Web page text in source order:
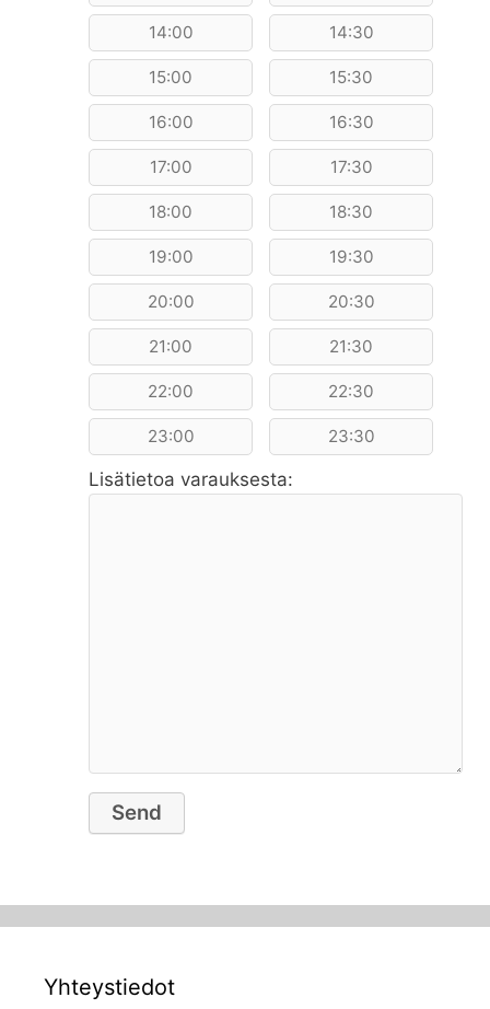
14:00 14:30
15:00 15:30
16:00 16:30
17:00 17:30
18:00 18:30
19:00 19:30
20:00 20:30
21:00 21:30
22:00 22:30
23:00 23:30
Lisätietoa varauksesta:
Yhteystiedot